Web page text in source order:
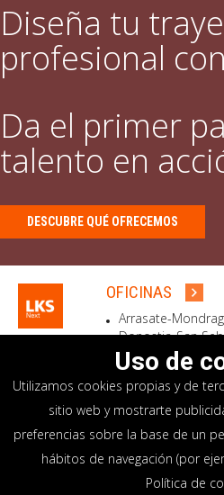
Diseña tu
profesional
Da el primer
talento en
DESCUBRE QUÉ OFRECEMOS
OFICINAS
Arrasate-
Donostia-San
Madrid
El
SEDE SOCIAL
Goiru, 7 Arrasate-
CP 20500
+34 900 84 14 14
Uso de
Utilizamos cookies propias y de
sitio web y mostrarte
preferencias sobre la base de un
hábitos de navegación (por
Política de